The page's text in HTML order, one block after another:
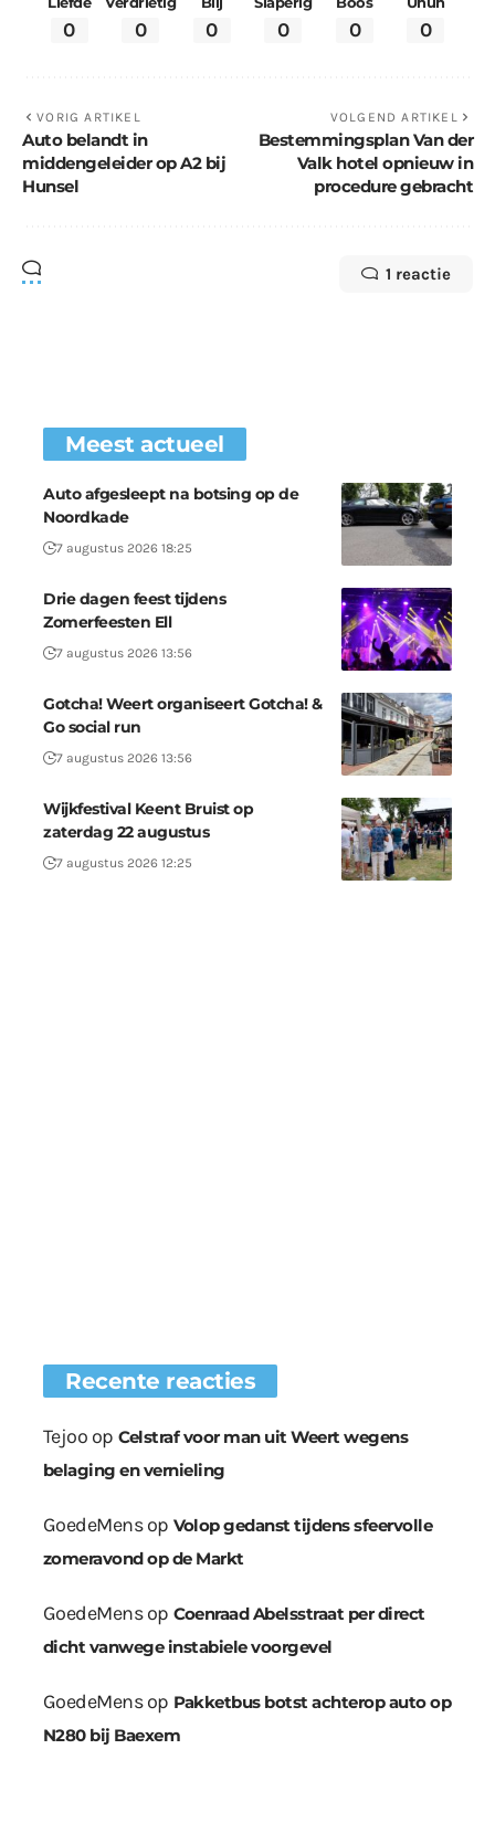
0 0 0 0 0 0
VORIG ARTIKEL
Auto belandt in
middengeleider op A2 bij
Hunsel
VOLGEND ARTIKEL
Bestemmingsplan Van der
Valk hotel opnieuw in
procedure gebracht
1 reactie
Meest actueel
Auto afgesleept na botsing op de
Noordkade
7 augustus 2026 18:25
Drie dagen feest tijdens
Zomerfeesten Ell
7 augustus 2026 13:56
Gotcha! Weert organiseert Gotcha! &
Go social run
7 augustus 2026 13:56
Wijkfestival Keent Bruist op
zaterdag 22 augustus
7 augustus 2026 12:25
Recente reacties
Tejoo op Celstraf voor man uit Weert wegens
belaging en vernieling
GoedeMensop Volop gedanst tijdens sfeervolle
zomeravond op de Markt
GoedeMensop Coenraad Abelsstraat per direct
dicht vanwege instabiele voorgevel
GoedeMensop Pakketbus botst achterop auto op
N280 bij Baexem